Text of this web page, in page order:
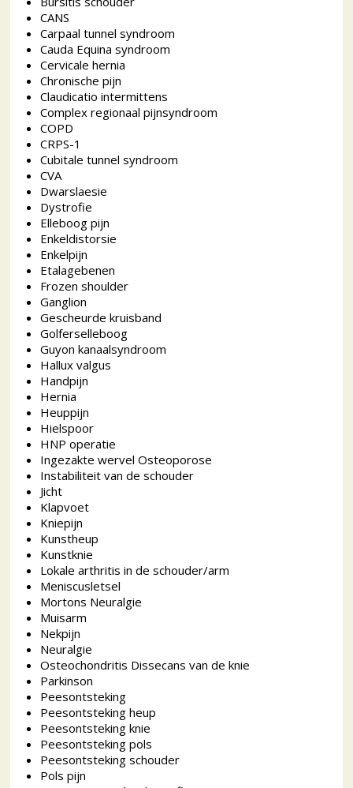
CANS
Carpaal tunnel syndroom
Cauda Equina syndroom
Cervicale hernia
Chronische pijn
Claudicatio intermittens
Complex regionaal pijnsyndroom
COPD
CRPS-1
Cubitale tunnel syndroom
CVA
Dwarslaesie
Dystrofie
Elleboog pijn
Enkeldistorsie
Enkelpijn
Etalagebenen
Frozen shoulder
Ganglion
Gescheurde kruisband
Golferselleboog
Guyon kanaalsyndroom
Hallux valgus
Handpijn
Hernia
Heuppijn
Hielspoor
HNP operatie
Ingezakte wervel Osteoporose
Instabiliteit van de schouder
Jicht
Klapvoet
Kniepijn
Kunstheup
Kunstknie
Lokale arthritis in de schouder/arm
Meniscusletsel
Mortons Neuralgie
Muisarm
Nekpijn
Neuralgie
Osteochondritis Dissecans van de knie
Parkinson
Peesontsteking
Peesontsteking heup
Peesontsteking knie
Peesontsteking pols
Peesontsteking schouder
Pols pijn